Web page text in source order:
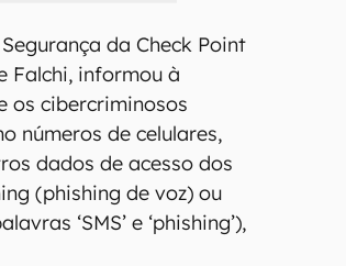
da Check Point
Falchi, informou à
os cibercriminosos
números de celulares,
dados de acesso dos
(phishing de voz) ou
‘SMS’ e ‘phishing’),